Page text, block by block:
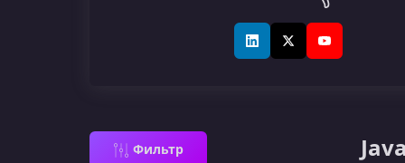
LinkedInX (Twitter)YouTube
Фильтр